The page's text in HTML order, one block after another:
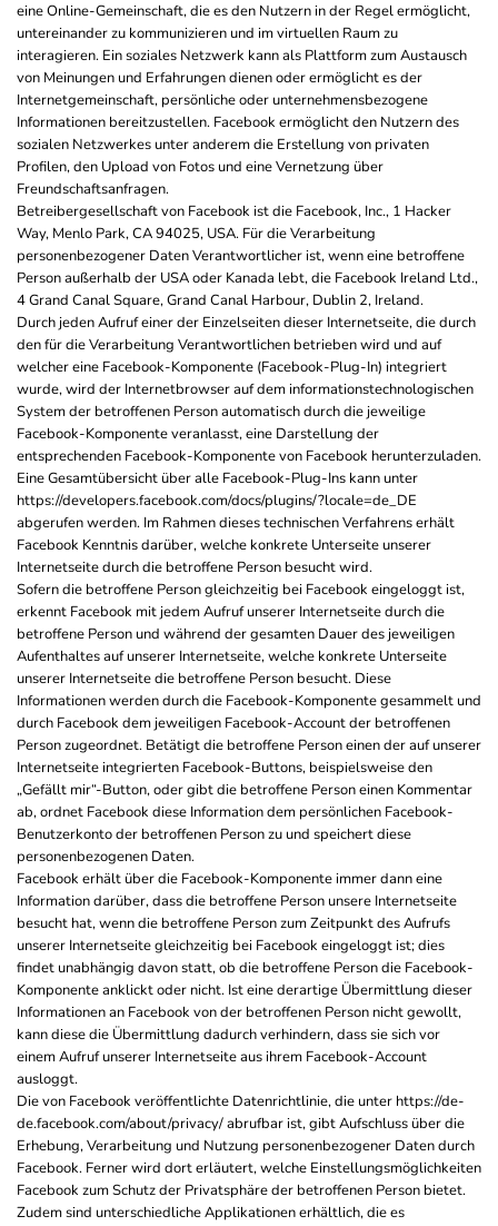
eine Online-Gemeinschaft, die es den Nutzern in der Regel ermöglicht,
untereinander zu kommunizieren und im virtuellen Raum zu
interagieren. Ein soziales Netzwerk kann als Plattform zum Austausch
von Meinungen und Erfahrungen dienen oder ermöglicht es der
Internetgemeinschaft, persönliche oder unternehmensbezogene
Informationen bereitzustellen. Facebook ermöglicht den Nutzern des
sozialen Netzwerkes unter anderem die Erstellung von privaten
Profilen, den Upload von Fotos und eine Vernetzung über
Freundschaftsanfragen.
Betreibergesellschaft von Facebook ist die Facebook, Inc., 1 Hacker
Way, Menlo Park, CA 94025, USA. Für die Verarbeitung
personenbezogener Daten Verantwortlicher ist, wenn eine betroffene
Person außerhalb der USA oder Kanada lebt, die Facebook Ireland Ltd.,
4 Grand Canal Square, Grand Canal Harbour, Dublin 2, Ireland.
Durch jeden Aufruf einer der Einzelseiten dieser Internetseite, die durch
den für die Verarbeitung Verantwortlichen betrieben wird und auf
welcher eine Facebook-Komponente (Facebook-Plug-In) integriert
wurde, wird der Internetbrowser auf dem informationstechnologischen
System der betroffenen Person automatisch durch die jeweilige
Facebook-Komponente veranlasst, eine Darstellung der
entsprechenden Facebook-Komponente von Facebook herunterzuladen.
Eine Gesamtübersicht über alle Facebook-Plug-Ins kann unter
https://developers.facebook.com/docs/plugins/?locale=de_DE
abgerufen werden. Im Rahmen dieses technischen Verfahrens erhält
Facebook Kenntnis darüber, welche konkrete Unterseite unserer
Internetseite durch die betroffene Person besucht wird.
Sofern die betroffene Person gleichzeitig bei Facebook eingeloggt ist,
erkennt Facebook mit jedem Aufruf unserer Internetseite durch die
betroffene Person und während der gesamten Dauer des jeweiligen
Aufenthaltes auf unserer Internetseite, welche konkrete Unterseite
unserer Internetseite die betroffene Person besucht. Diese
Informationen werden durch die Facebook-Komponente gesammelt und
durch Facebook dem jeweiligen Facebook-Account der betroffenen
Person zugeordnet. Betätigt die betroffene Person einen der auf unserer
Internetseite integrierten Facebook-Buttons, beispielsweise den
„Gefällt mir“-Button, oder gibt die betroffene Person einen Kommentar
ab, ordnet Facebook diese Information dem persönlichen Facebook-
Benutzerkonto der betroffenen Person zu und speichert diese
personenbezogenen Daten.
Facebook erhält über die Facebook-Komponente immer dann eine
Information darüber, dass die betroffene Person unsere Internetseite
besucht hat, wenn die betroffene Person zum Zeitpunkt des Aufrufs
unserer Internetseite gleichzeitig bei Facebook eingeloggt ist; dies
findet unabhängig davon statt, ob die betroffene Person die Facebook-
Komponente anklickt oder nicht. Ist eine derartige Übermittlung dieser
Informationen an Facebook von der betroffenen Person nicht gewollt,
kann diese die Übermittlung dadurch verhindern, dass sie sich vor
einem Aufruf unserer Internetseite aus ihrem Facebook-Account
ausloggt.
Die von Facebook veröffentlichte Datenrichtlinie, die unter https://de-
de.facebook.com/about/privacy/ abrufbar ist, gibt Aufschluss über die
Erhebung, Verarbeitung und Nutzung personenbezogener Daten durch
Facebook. Ferner wird dort erläutert, welche Einstellungsmöglichkeiten
Facebook zum Schutz der Privatsphäre der betroffenen Person bietet.
Zudem sind unterschiedliche Applikationen erhältlich, die es